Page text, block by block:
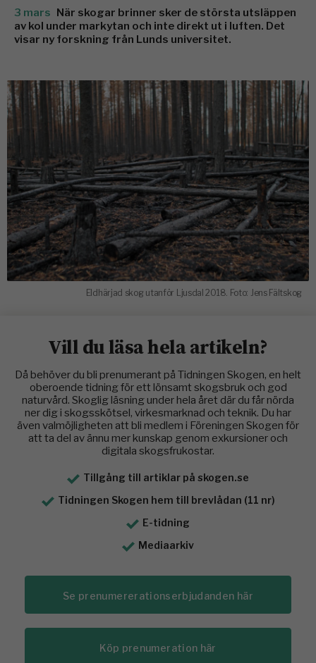
3 mars När skogar brinner sker de största utsläppen
av kol under markytan och inte direkt ut i luften. Det
visar ny forskning från Lunds universitet.
Eldhärjad skog utanför Ljusdal 2018. Foto: Jens Fältskog
Vill du läsa hela artikeln?
Då behöver du bli prenumerant på Tidningen Skogen, en helt
oberoende tidning för ett lönsamt skogsbruk och god
naturvård. Skoglig läsning under hela året där du får nörda
ner dig i skogsskötsel, virkesmarknad och teknik. Du har
även valmöjligheten att bli medlem i Föreningen Skogen för
att ta del av ännu mer kunskap genom exkursioner och
digitala skogsfrukostar.
Tillgång till artiklar på skogen.se
Tidningen Skogen hem till brevlådan (11 nr)
E-tidning
Mediaarkiv
Se prenumererationserbjudanden här
Köp prenumeration här